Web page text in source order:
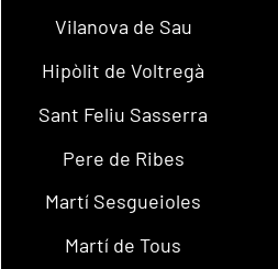
Vilanova de Sau
Hipòlit de Voltregà
Sant Feliu Sasserra
Pere de Ribes
Martí Sesgueioles
Martí de Tous